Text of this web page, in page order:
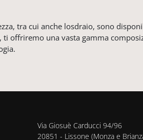
tra cui anche losdraio, sono
offriremo una vasta gamma
Via Giosuè Carducci 94/96
20851 - Lissone (Monza e